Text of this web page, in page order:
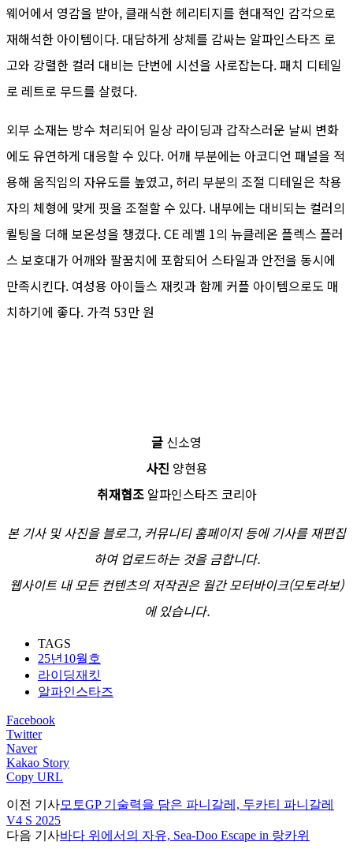
웨어에서 영감을 받아, 클래식한 헤리티지를 현대적인 감각으로
재해석한 아이템이다. 대담하게 상체를 감싸는 알파인스타즈 로
고와 강렬한 컬러 대비는 단번에 시선을 사로잡는다. 패치 디테일
로 레트로 무드를 살렸다.
외부 소재는 방수 처리되어 일상 라이딩과 갑작스러운 날씨 변화
에도 유연하게 대응할 수 있다. 어깨 부분에는 아코디언 패널을 적
용해 움직임의 자유도를 높였고, 허리 부분의 조절 디테일은 착용
자의 체형에 맞게 핏을 조절할 수 있다. 내부에는 대비되는 컬러의
퀼팅을 더해 보온성을 챙겼다. CE 레벨 1의 뉴클레온 플렉스 플러
스 보호대가 어깨와 팔꿈치에 포함되어 스타일과 안전을 동시에
만족시킨다. 여성용 아이들스 재킷과 함께 커플 아이템으로도 매
치하기에 좋다. 가격 53만 원
글 신소영
사진 양현용
취재협조알파인스타즈 코리아
본 기사 및 사진을 블로그, 커뮤니티 홈페이지 등에 기사를 재편집
하여 업로드하는 것을 금합니다.
웹사이트 내 모든 컨텐츠의 저작권은 월간 모터바이크(모토라보)
에 있습니다.
TAGS
25년10월호
라이딩재킷
알파인스타즈
Facebook
Twitter
Naver
Kakao Story
Copy URL
이전 기사모토GP 기술력을 담은 파니갈레, 두카티 파니갈레
V4 S 2025
다음 기사바다 위에서의 자유, Sea-Doo Escape in 랑카위